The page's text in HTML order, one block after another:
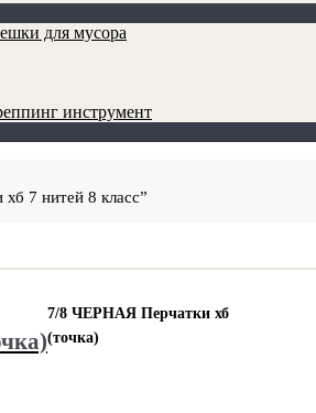
для мусора
инструмент
7 нитей 8 класс”
7/8 ЧЕРНАЯ Перчатки хб
(точка)